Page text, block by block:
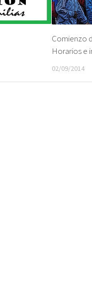
Comienzo
Horarios e
02/09/2014